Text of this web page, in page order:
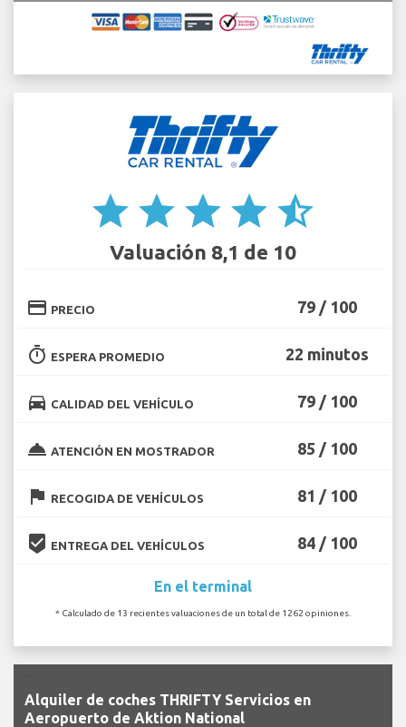
star star star star star_half
Valuación 8,1 de 10
credit_card PRECIO 79 / 100
timer ESPERA PROMEDIO 22 minutos
directions_car CALIDAD DEL VEHÍCULO 79 / 100
room_service ATENCIÓN EN MOSTRADOR 85 / 100
flag RECOGIDA DE VEHÍCULOS 81 / 100
beenhere ENTREGA DEL VEHÍCULOS 84 / 100
En el terminal
* Calculado de 13 recientes valuaciones de un total de 1262 opiniones.
Alquiler de coches THRIFTY Servicios en
Aeropuerto de Aktion National